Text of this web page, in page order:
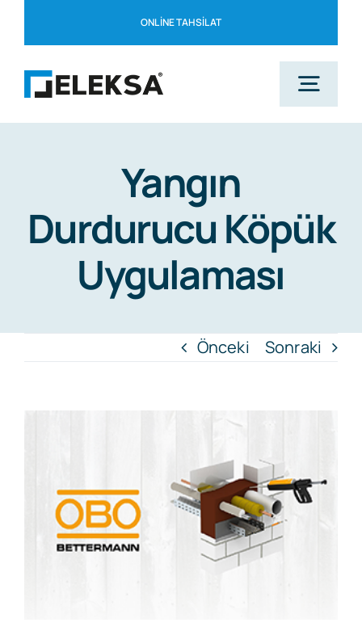
content
ONLINE TAHSILAT
Çözüm Ortaklarımız
Blog
Teklif İsteyin
Yangın
Durdurucu Köpük
Uygulaması
Önceki Sonraki